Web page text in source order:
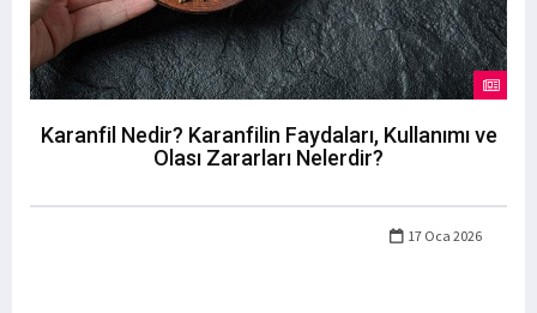
Karanfil Nedir? Karanfilin Faydaları, Kullanımı ve
Olası Zararları Nelerdir?
17 Oca 2026